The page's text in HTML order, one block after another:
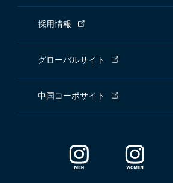
採用情報
グローバルサイト
中国コーポサイト